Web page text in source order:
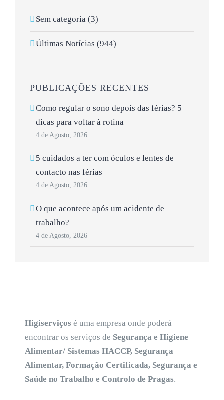
Sem categoria (3)
Últimas Notícias (944)
PUBLICAÇÕES RECENTES
Como regular o sono depois das férias? 5
dicas para voltar à rotina
4 de Agosto, 2026
5 cuidados a ter com óculos e lentes de
contacto nas férias
4 de Agosto, 2026
O que acontece após um acidente de
trabalho?
4 de Agosto, 2026
Higiserviços é uma empresa onde poderá
encontrar os serviços de Segurança e Higiene
Alimentar/ Sistemas HACCP, Segurança
Alimentar, Formação Certificada, Segurança e
Saúde no Trabalho e Controlo de Pragas.